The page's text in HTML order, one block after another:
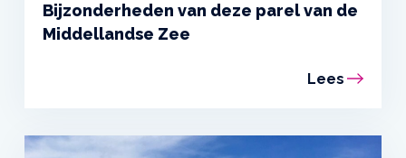
Bijzonderheden van deze parel van de
Middellandse Zee
Lees